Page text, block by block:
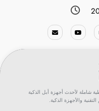
شاملة لأحدث أجهزة أبل الذكية
والأجهزة الذكية.